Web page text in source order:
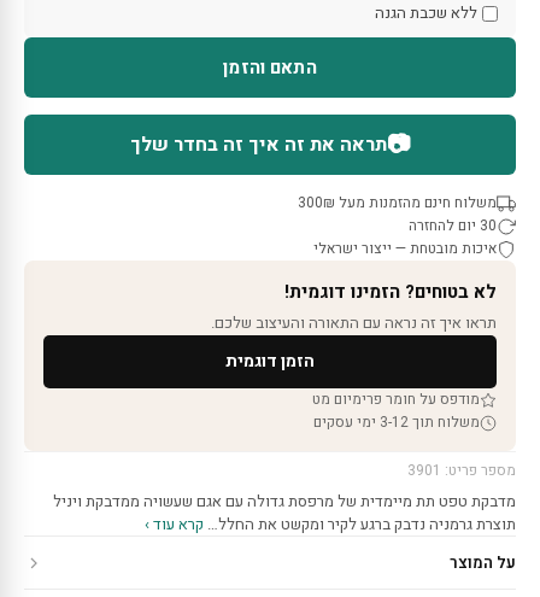
ללא שכבת הגנה
התאם והזמן
📷תראה את זה איך זה בחדר שלך
משלוח חינם מהזמנות מעל 300₪
30 יום להחזרה
איכות מובטחת — ייצור ישראלי
לא בטוחים? הזמינו דוגמית!
תראו איך זה נראה עם התאורה והעיצוב שלכם.
הזמן דוגמית
מודפס על חומר פרימיום מט
משלוח תוך 3-12 ימי עסקים
מספר פריט: 3901
מדבקת טפט תת מיימדית של מרפסת גדולה עם אגם שעשויה ממדבקת ויניל
תוצרת גרמניה נדבק ברגע לקיר ומקשט את החלל… קרא עוד ›
על המוצר